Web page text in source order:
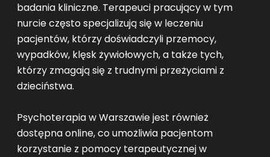
badania kliniczne. Terapeuci pracujący w tym
nurcie często specjalizują się w leczeniu
pacjentów, którzy doświadczyli przemocy,
wypadków, klęsk żywiołowych, a także tych,
którzy zmagają się z trudnymi przeżyciami z
dzieciństwa.
Psychoterapia w Warszawie jest również
dostępna online, co umożliwia pacjentom
korzystanie z pomocy terapeutycznej w